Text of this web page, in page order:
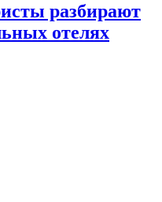
разбирают
отелях